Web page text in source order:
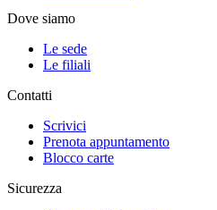
Dove siamo
Le sede
Le filiali
Contatti
Scrivici
Prenota appuntamento
Blocco carte
Sicurezza